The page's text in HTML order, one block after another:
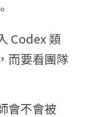
Codex 類
而要看團隊
會不會被